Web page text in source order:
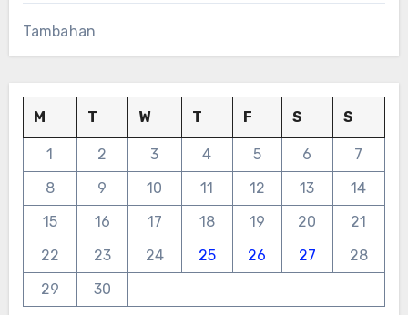
Tambahan
M T W T F S S
1 2 3 4 5 6
7
8
9 10 11 12 13
14
15
16 17 18 19 20
21
22
23 24 25 26 27
28
29
30